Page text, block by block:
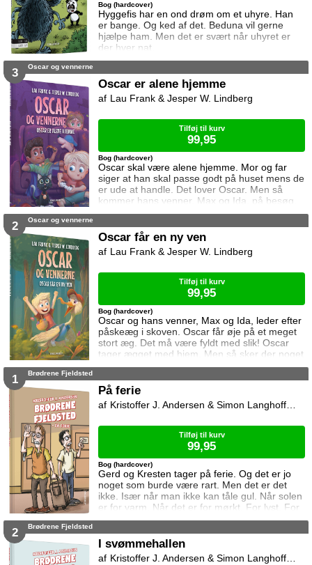
Hyggefis har en ond drøm om et uhyre. Han
er bange. Og ked af det. Beduna vil gerne
hjælpe ham. Men det er svært når uhyret er
der hver nat.
Bog (hardcover)
3 Oscar og vennerne
Oscar er alene hjemme
Oscar skal være alene hjemme. Mor og far
siger at han skal passe godt på huset mens de
er ude at handle. Det lover Oscar. Men så
kommer hans venner, Max og Ida, på besøg.
Og så får Oscar travlt!
Bog (hardcover)
Lau Frank & Jesper W. Lindberg
Tilføj til kurv
99,95
2 Oscar og vennerne
Oscar får en ny ven
Oscar og hans venner, Max og Ida, leder efter
påskeæg i skoven. Oscar får øje på et meget
stort æg. Det må være fyldt med slik! Oscar
tager ægget med hjem. Men så sker der noget
han ikke havde regnet med!
Bog (hardcover)
Lau Frank & Jesper W. Lindberg
Tilføj til kurv
99,95
1 Brødrene Fjeldsted
På ferie
Gerd og Kresten tager på ferie. Og det er jo
noget som burde være rart. Men det er det
ikke. Især når man ikke kan tåle gul. Når solen
er for varm. Når det er for mørkt. For lyst. For
koldt. Og der er noget som hele tiden ringer.
Topgaard og Flamesman1. Den ligger på
YouTube.
Bog (hardcover)
Kristoffer J. Andersen & Simon Langhoff & Niki Topgaard
Tilføj til kurv
99,95
2 Brødrene Fjeldsted
I svømmehallen
Kristoffer J. Andersen & Simon Langhoff & Niki Topgaard